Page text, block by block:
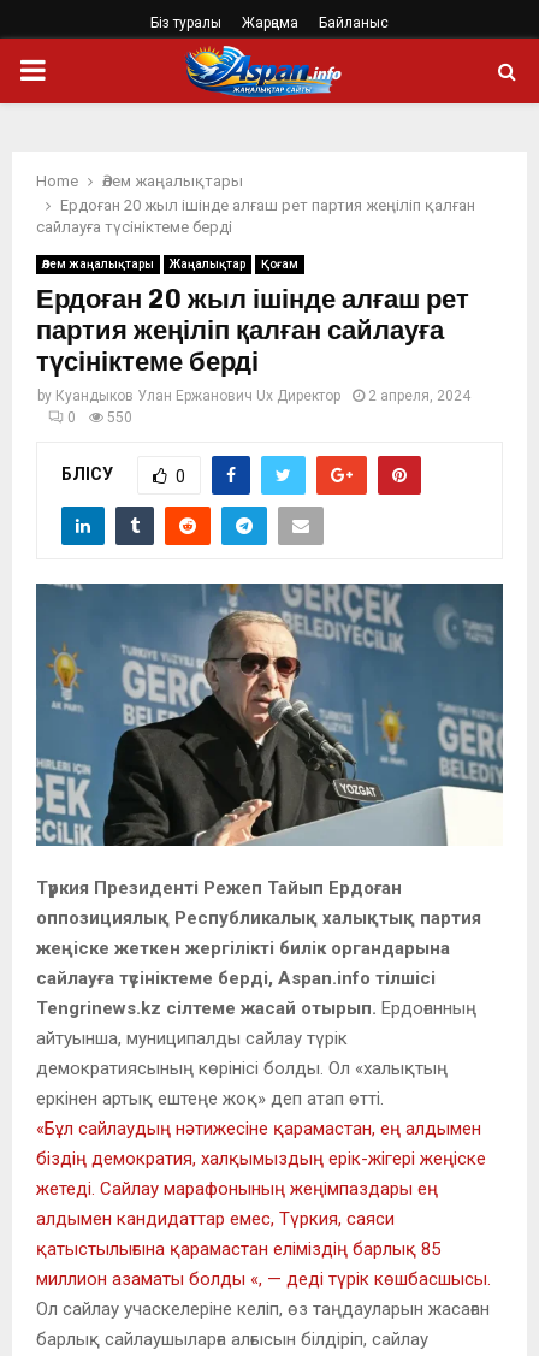
Біз туралы Жарңама Байланыс
PRIMARY
Home
Әлем жаңалықтары
Ердоған 20 жыл ішінде алғаш рет партия жеңіліп қалған
сайлауға түсініктеме берді
Әлем жаңалықтары Жаңалықтар Қоғам
Ердоған 20 жыл ішінде алғаш рет
партия жеңіліп қалған сайлауға
түсініктеме берді
by Куандыков Улан Ержанович Ux Директор
2 апреля, 2024
0
550
БӨЛІСУ 0
Түркия Президенті Режеп Тайып Ердоған
оппозициялық Республикалық халықтық партия
жеңіске жеткен жергілікті билік органдарына
сайлауға түсініктеме берді, Aspan.info тілшісі
Tengrinews.kz сілтеме жасай отырып. Ердоғанның
айтуынша, муниципалды сайлау түрік
демократиясының көрінісі болды. Ол «халықтың
еркінен артық ештеңе жоқ» деп атап өтті.
«Бұл сайлаудың нәтижесіне қарамастан, ең алдымен
біздің демократия, халқымыздың ерік-жігері жеңіске
жетеді. Сайлау марафонының жеңімпаздары ең
алдымен кандидаттар емес, Түркия, саяси
қатыстылығына қарамастан еліміздің барлық 85
миллион азаматы болды «, — деді түрік көшбасшысы.
Ол сайлау учаскелеріне келіп, өз таңдауларын жасаған
барлық сайлаушыларға алғысын білдіріп, сайлау